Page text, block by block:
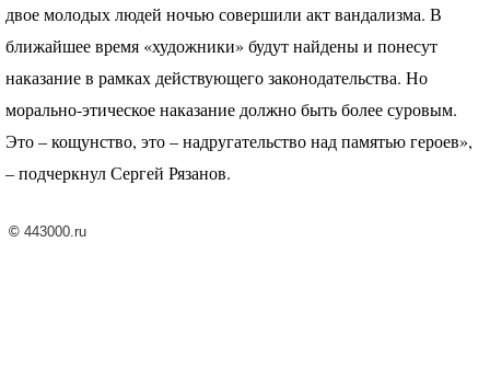
двое молодых людей ночью совершили акт вандализма. В
ближайшее время «художники» будут найдены и понесут
наказание в рамках действующего законодательства. Но
морально-этическое наказание должно быть более суровым.
Это – кощунство, это – надругательство над памятью героев»,
– подчеркнул Сергей Рязанов.
© 443000.ru